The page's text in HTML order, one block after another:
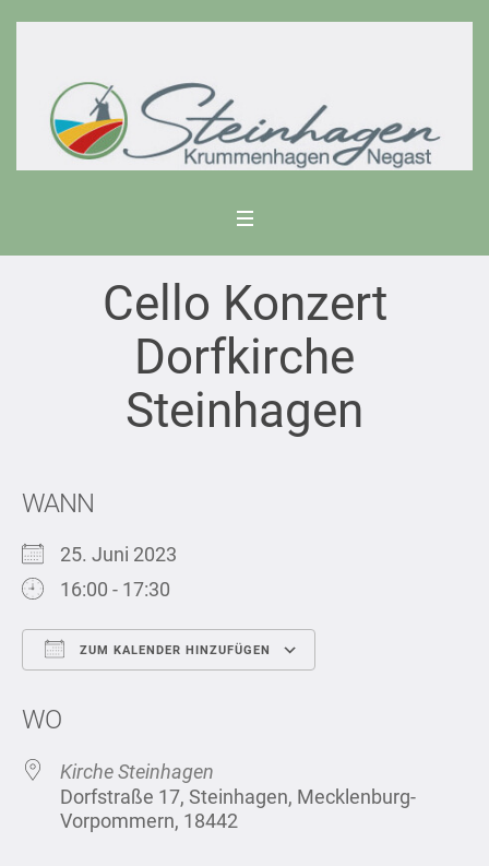
Cello Konzert
Dorfkirche
Steinhagen
WANN
25. Juni 2023
16:00 - 17:30
ZUM KALENDER HINZUFÜGEN
WO
Kirche Steinhagen
Dorfstraße 17, Steinhagen, Mecklenburg-
Vorpommern, 18442